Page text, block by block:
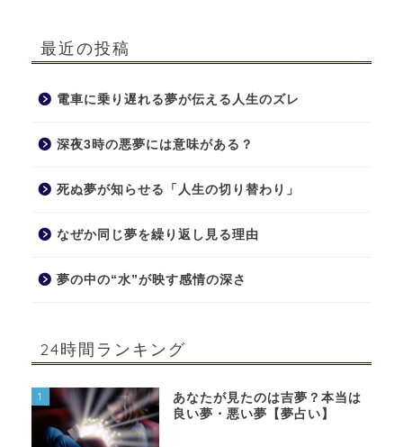
最近の投稿
電車に乗り遅れる夢が伝える人生のズレ
深夜3時の悪夢には意味がある？
死ぬ夢が知らせる「人生の切り替わり」
なぜか同じ夢を繰り返し見る理由
夢の中の“水”が映す感情の深さ
24時間ランキング
1
あなたが見たのは吉夢？本当は
良い夢・悪い夢【夢占い】